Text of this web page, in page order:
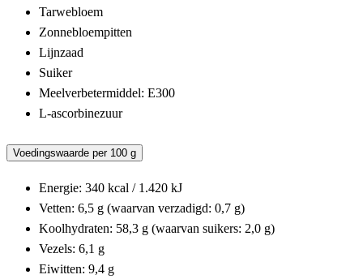
Tarwebloem
Zonnebloempitten
Lijnzaad
Suiker
Meelverbetermiddel: E300
L-ascorbinezuur
Voedingswaarde per 100 g
Energie: 340 kcal / 1.420 kJ
Vetten: 6,5 g (waarvan verzadigd: 0,7 g)
Koolhydraten: 58,3 g (waarvan suikers: 2,0 g)
Vezels: 6,1 g
Eiwitten: 9,4 g